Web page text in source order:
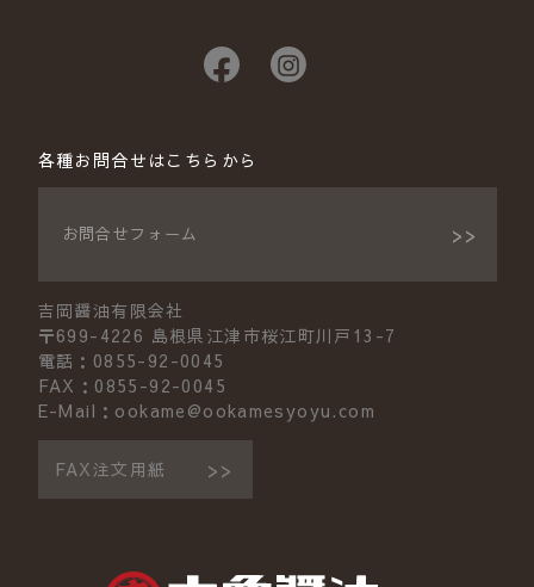
各種お問合せはこちらから
お問合せフォーム
吉岡醤油有限会社
〒699-4226 島根県江津市桜江町川戸13-7
電話：0855-92-0045
FAX：0855-92-0045
E-Mail：ookame@ookamesyoyu.com
FAX注文用紙